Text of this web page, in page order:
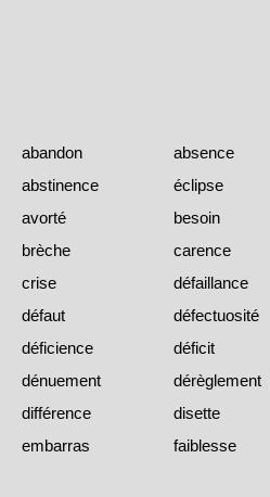
abandon
absence
abstinence
éclipse
avorté
besoin
brèche
carence
crise
défaillance
défaut
défectuosité
déficience
déficit
dénuement
dérèglement
différence
disette
embarras
faiblesse